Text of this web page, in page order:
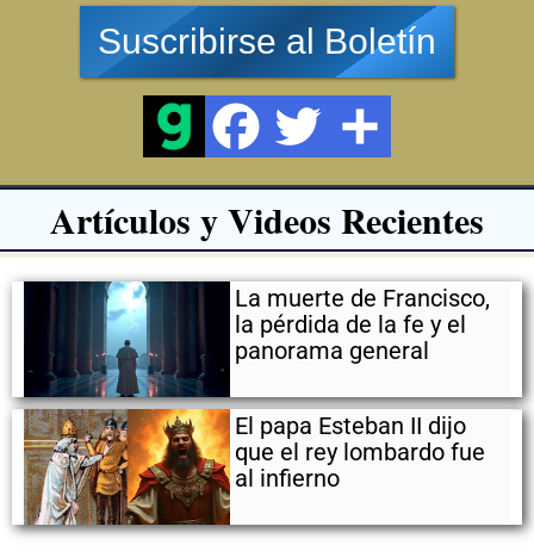
Suscribirse al Boletín
Artículos y Videos Recientes
La muerte de Francisco,
la pérdida de la fe y el
panorama general
El papa Esteban II dijo
que el rey lombardo fue
al infierno